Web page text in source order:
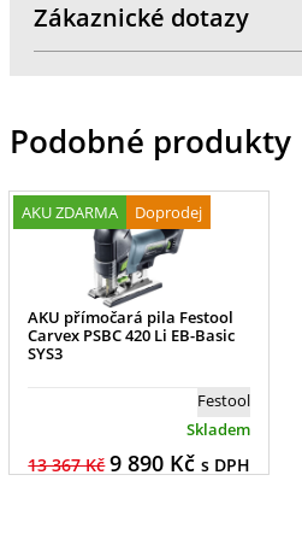
Zákaznické dotazy
Podobné produkty
AKU ZDARMA Doprodej
AKU přímočará pila Festool
Carvex PSBC 420 Li EB-Basic
SYS3
Festool
Skladem
13 367 Kč9 890Kč s DPH